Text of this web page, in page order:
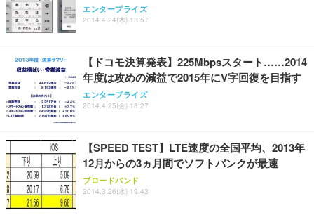
エンタープライズ
2014.4.24(木) 13:57
【ドコモ決算発表】225Mbpsスタート……2014
年度は攻めの減益で2015年にV字回復を目指す
エンタープライズ
2014.4.25(金) 18:27
【SPEED TEST】LTE速度の全国平均、2013年
12月からの3ヵ月間でソフトバンクが最速
ブロードバンド
2014.3.26(水) 19:43